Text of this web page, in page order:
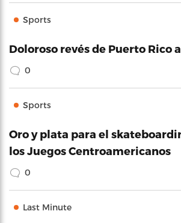
Sports
Doloroso revés de Puerto Rico
0
Sports
Oro y plata para el
los Juegos Centroamericanos
0
Last Minute